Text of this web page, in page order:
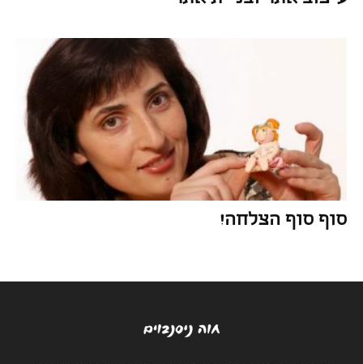
סוף סוף הצלחה!